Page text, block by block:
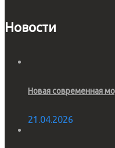
Новости
Новая современная
21.04.2026